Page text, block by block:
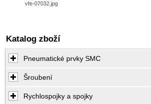
vfe-07032.jpg
Katalog zboží
Pneumatické prvky SMC
Šroubení
Rychlospojky a spojky